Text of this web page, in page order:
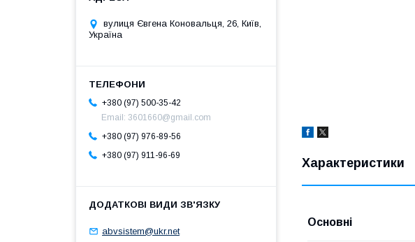
Характеристики
Основні
вулиця Євгена Коновальця, 26, Київ,
Україна
+380 (97) 500-35-42
Email: 3601660@gmail.com
+380 (97) 976-89-56
+380 (97) 911-96-69
abvsistem@ukr.net